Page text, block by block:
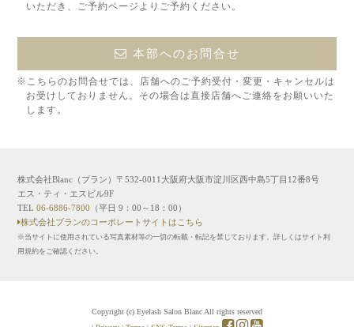
いただき、ご予約ページよりご予約ください。
本部へのお問合せ
※こちらのお問合せでは、店舗へのご予約受付・変更・キャンセルは
お受けしておりません。その場合は直接店舗へご連絡をお願いいた
します。
株式会社Blanc（ブラン）〒532-0011大阪府大阪市淀川区西中島5丁目12番8号
エス・ティ・エスビル9F
TEL06-6886-7800
（平日 9：00～18：00）
株式会社ブランのコーポレートサイトはこちら
※当サイトに使用されている写真素材等の一切の転載・転記を禁じております。詳しくはサイト利
用規約をご確認ください。
Copyright (c) Eyelash Salon Blanc All rights reserved